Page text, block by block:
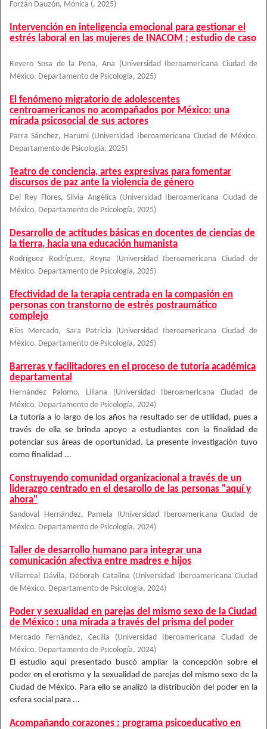
Forzán Dauzón, Mónica (, 2025)
Intervención en inteligencia emocional para gestionar el
estrés laboral en las mujeres de INACOM : estudio de caso
Reyero Sosa de la Peña, Ana (Universidad Iberoamericana Ciudad de
México. Departamento de Psicología, 2025)
El fenómeno migratorio de adolescentes
centroamericanos no acompañados por México: una
mirada psicosocial de sus actores
Parra Sánchez, Harumi (Universidad Iberoamericana Ciudad de México.
Departamento de Psicología, 2025)
Teatro de conciencia, artes expresivas para fomentar
discursos de paz ante la violencia de género
Del Rey Flores, Silvia Angélica (Universidad Iberoamericana Ciudad de
México. Departamento de Psicología, 2025)
Desarrollo de actitudes básicas en docentes de ciencias de
la tierra, hacia una educación humanista
Rodríguez Rodríguez, Reyna (Universidad Iberoamericana Ciudad de
México. Departamento de Psicología, 2025)
Efectividad de la terapia centrada en la compasión en
personas con transtorno de estrés postraumático
complejo
Ríos Mercado, Sara Patricia (Universidad Iberoamericana Ciudad de
México. Departamento de Psicología, 2025)
Barreras y facilitadores en el proceso de tutoría académica
departamental
Hernández Palomo, Liliana (Universidad Iberoamericana Ciudad de
México. Departamento de Psicología, 2024)
La tutoría a lo largo de los años ha resultado ser de utilidad, pues a
través de ella se brinda apoyo a estudiantes con la finalidad de
potenciar sus áreas de oportunidad. La presente investigación tuvo
como finalidad ...
Construyendo comunidad organizacional a través de un
liderazgo centrado en el desarollo de las personas "aquí y
ahora"
Sandoval Hernández, Pamela (Universidad Iberoamericana Ciudad de
México. Departamento de Psicología, 2024)
Taller de desarrollo humano para integrar una
comunicación afectiva entre madres e hijos
Villarreal Dávila, Déborah Catalina (Universidad Iberoamericana Ciudad
de México. Departamento de Psicología, 2024)
Poder y sexualidad en parejas del mismo sexo de la Ciudad
de México : una mirada a través del prisma del poder
Mercado Fernández, Cecilia (Universidad Iberoamericana Ciudad de
México. Departamento de Psicología, 2024)
El estudio aquí presentado buscó ampliar la concepción sobre el
poder en el erotismo y la sexualidad de parejas del mismo sexo de la
Ciudad de México. Para ello se analizó la distribución del poder en la
esfera social para ...
Acompañando corazones : programa psicoeducativo en